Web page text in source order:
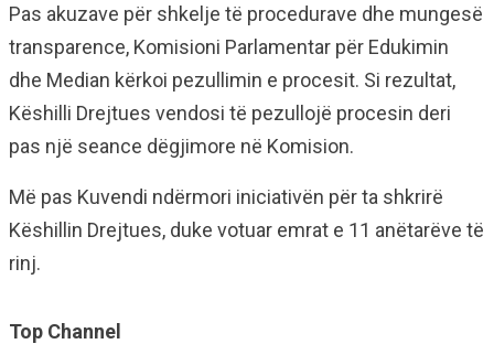
Pas akuzave për shkelje të procedurave dhe mungesë
transparence, Komisioni Parlamentar për Edukimin
dhe Median kërkoi pezullimin e procesit. Si rezultat,
Këshilli Drejtues vendosi të pezullojë procesin deri
pas një seance dëgjimore në Komision.
Më pas Kuvendi ndërmori iniciativën për ta shkrirë
Këshillin Drejtues, duke votuar emrat e 11 anëtarëve të
rinj.
Top Channel